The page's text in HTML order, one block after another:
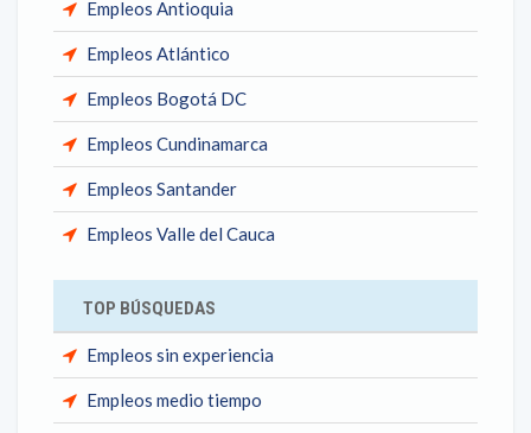
Empleos Antioquia
Empleos Atlántico
Empleos Bogotá DC
Empleos Cundinamarca
Empleos Santander
Empleos Valle del Cauca
TOP BÚSQUEDAS
Empleos sin experiencia
Empleos medio tiempo